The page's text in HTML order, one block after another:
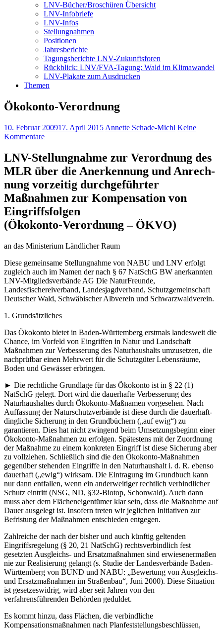
LNV-Bücher/Broschüren Übersicht
LNV-Infobriefe
LNV-Infos
Stellungnahmen
Positionen
Jahresberichte
Tagungsberichte LNV-Zukunftsforen
Rückblick: LNV/FVA-Tagung: Wald im Klimawandel
LNV-Plakate zum Ausdrucken
Themen
Ökokonto-Verordnung
10. Februar 200917. April 2015 Annette Schade-Michl Keine
Kommentare
LNV-Stellungnahme zur Verordnung des
MLR über die Anerkennung und Anrech-
nung vorzeitig durchgeführter
Maßnahmen zur Kompensation von
Eingriffsfolgen
(Ökokonto-Verordnung – ÖKVO)
an das Ministerium Ländlicher Raum
Diese gemeinsame Stellungnahme von NABU und LNV erfolgt
zugleich auch im Namen der nach § 67 NatSchG BW anerkannten
LNV-Mitgliedsverbände AG Die NaturFreunde,
Landesfischereiverband, Landesjagdverband, Schutzgemeinschaft
Deutscher Wald, Schwäbischer Albverein und Schwarzwaldverein.
1. Grundsätzliches
Das Ökokonto bietet in Baden-Württemberg erstmals landesweit die
Chance, im Vorfeld von Eingriffen in Natur und Landschaft
Maßnahmen zur Verbesserung des Naturhaushalts umzusetzen, die
nachprüfbar einen Mehrwert für die Schutzgüter Lebensräume,
Boden und Gewässer erbringen.
► Die rechtliche Grundlage für das Ökokonto ist in § 22 (1)
NatSchG gelegt. Dort wird die dauerhafte Verbesserung des
Naturhaushaltes durch Ökokonto-Maßnamen vorgesehen. Nach
Auffassung der Naturschutzverbände ist diese durch die dauerhaft-
dingliche Sicherung in den Grundbüchern („auf ewig“) zu
garantieren. Dies hat nicht zwingend beim Umsetzungsbeginn einer
Ökokonto-Maßnahmen zu erfolgen. Spätestens mit der Zuordnung
der Maßnahme zu einem konkreten Eingriff ist diese Sicherung aber
zu vollziehen. Schließlich sind die den Ökokonto-Maßnahmen
gegenüber stehenden Eingriffe in den Naturhaushalt i. d. R. ebenso
dauerhaft („ewig“) wirksam. Die Eintragung im Grundbuch kann
nur dann entfallen, wenn ein anderweitiger rechtlich verbindlicher
Schutz eintritt (NSG, ND, §32-Biotop, Schonwald). Auch dann
muss aber dem Flächeneigentümer klar sein, dass die Maßnahme auf
Dauer ausgelegt ist. Insofern treten wir jeglichen Initiativen zur
Befristung der Maßnahmen entschieden entgegen.
Zahlreiche der nach der bisher und auch künftig geltenden
Eingriffsregelung (§ 20, 21 NatSchG) rechtsverbindlich fest
gesetzten Ausgleichs- und Ersatzmaßnahmen sind erwiesenermaßen
nie zur Realisierung gelangt (s. Studie der Landesverbände Baden-
Württemberg von BUND und NABU: „Bewertung von Ausgleichs-
und Ersatzmaßnahmen im Straßenbau“, Juni 2000). Diese Situation
ist gesetzeswidrig, wird aber seit Jahren von den
verfahrensführenden Behörden geduldet.
Es kommt hinzu, dass Flächen, die verbindliche
Kompensationsmaßnahmen nach Planfeststellungsbeschlüssen,